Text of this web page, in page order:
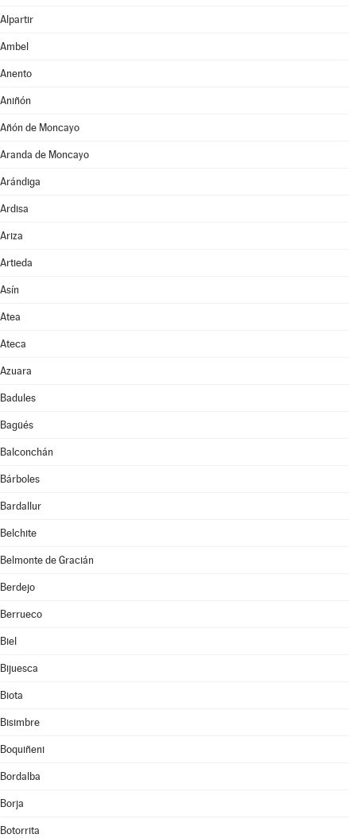
Alpartir
Ambel
Anento
Aniñón
Añón de Moncayo
Aranda de Moncayo
Arándiga
Ardisa
Ariza
Artieda
Asín
Atea
Ateca
Azuara
Badules
Bagüés
Balconchán
Bárboles
Bardallur
Belchite
Belmonte de Gracián
Berdejo
Berrueco
Biel
Bijuesca
Biota
Bisimbre
Boquiñeni
Bordalba
Borja
Botorrita